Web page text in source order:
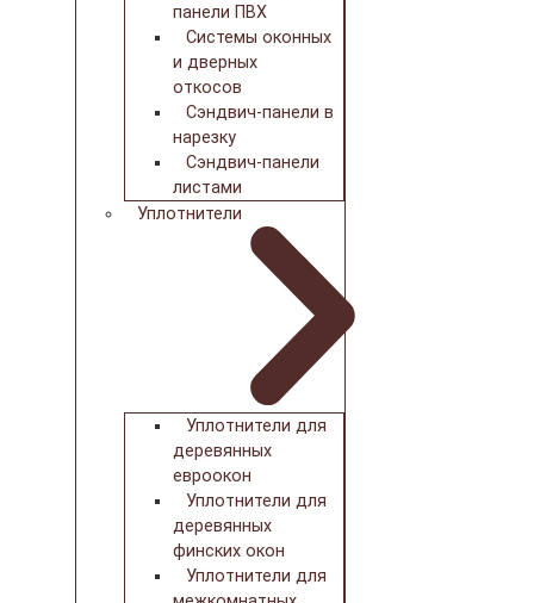
панели ПВХ
Системы оконных
и дверных
откосов
Сэндвич-панели в
нарезку
Сэндвич-панели
листами
Уплотнители
Уплотнители для
деревянных
евроокон
Уплотнители для
деревянных
финских окон
Уплотнители для